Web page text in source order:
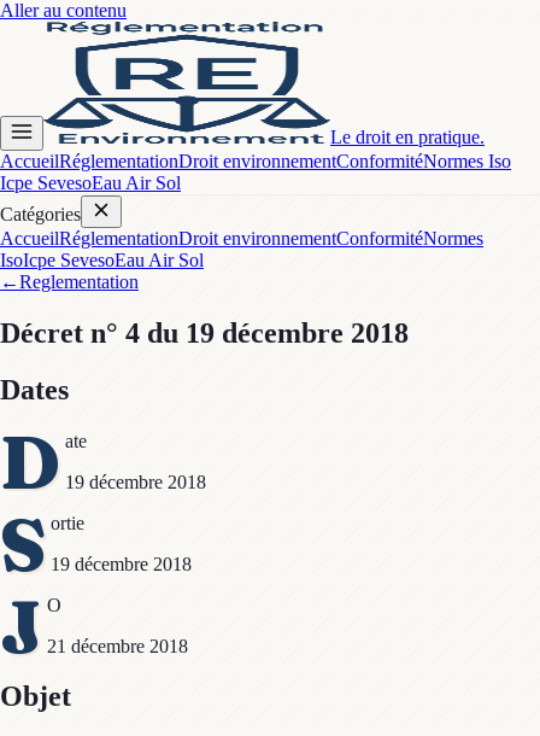
Aller au contenu
Le droit en pratique.
AccueilRéglementationDroit environnementConformitéNormes Iso
Icpe SevesoEau Air Sol
Catégories
AccueilRéglementationDroit environnementConformitéNormes
IsoIcpe SevesoEau Air Sol
←Reglementation
Décret n° 4 du 19 décembre 2018
Dates
D ate
19 décembre 2018
S ortie
19 décembre 2018
J O
21 décembre 2018
Objet